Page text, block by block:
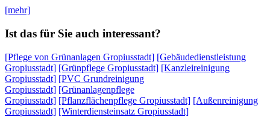
[mehr]
Ist das für Sie auch interessant?
[Pflege von Grünanlagen Gropiusstadt] [Gebäudedienstleistung
Gropiusstadt] [Grünpflege Gropiusstadt] [Kanzleireinigung
Gropiusstadt] [PVC Grundreinigung
Gropiusstadt] [Grünanlagenpflege
Gropiusstadt] [Pflanzflächenpflege Gropiusstadt] [Außenreinigung
Gropiusstadt] [Winterdiensteinsatz Gropiusstadt]